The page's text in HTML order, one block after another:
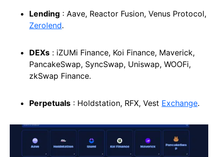
Lending : Aave, Reactor Fusion, Venus Protocol,
Zerolend.
DEXs : iZUMi Finance, Koi Finance, Maverick,
PancakeSwap, SyncSwap, Uniswap, WOOFi,
zkSwap Finance.
Perpetuals : Holdstation, RFX, Vest Exchange.